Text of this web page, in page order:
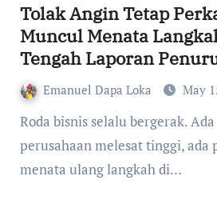
Tolak Angin Tetap
Muncul Menata
Tengah Laporan
Emanuel Dapa Loka May
Roda bisnis selalu bergerak. Ada masa ketika
perusahaan melesat tinggi, ada
menata ulang langkah di…